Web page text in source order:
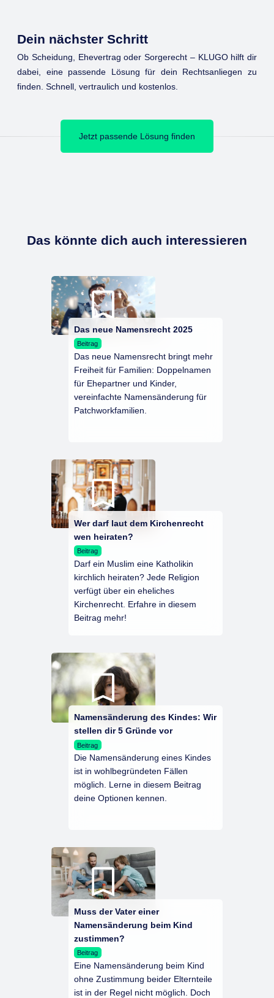
Dein nächster Schritt
Ob Scheidung, Ehevertrag oder Sorgerecht – KLUGO hilft dir
dabei, eine passende Lösung für dein Rechtsanliegen zu
finden. Schnell, vertraulich und kostenlos.
Jetzt passende Lösung finden
Das könnte dich auch interessieren
Das neue Namensrecht 2025
Beitrag
Das neue Namensrecht bringt mehr
Freiheit für Familien: Doppelnamen
für Ehepartner und Kinder,
vereinfachte Namensänderung für
Patchworkfamilien.
Wer darf laut dem Kirchenrecht
wen heiraten?
Beitrag
Darf ein Muslim eine Katholikin
kirchlich heiraten? Jede Religion
verfügt über ein eheliches
Kirchenrecht. Erfahre in diesem
Beitrag mehr!
Namensänderung des Kindes: Wir
stellen dir 5 Gründe vor
Beitrag
Die Namensänderung eines Kindes
ist in wohlbegründeten Fällen
möglich. Lerne in diesem Beitrag
deine Optionen kennen.
Muss der Vater einer
Namensänderung beim Kind
zustimmen?
Beitrag
Eine Namensänderung beim Kind
ohne Zustimmung beider Elternteile
ist in der Regel nicht möglich. Doch